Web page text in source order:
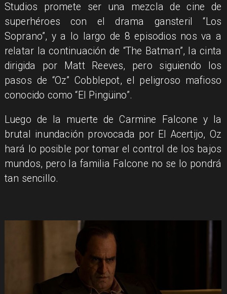
Studios promete ser una mezcla de cine de
superhéroes con el drama gansteril “Los
Soprano”, y a lo largo de 8 episodios nos va a
relatar la continuación de “The Batman”, la cinta
dirigida por Matt Reeves, pero siguiendo los
pasos de “Oz” Cobblepot, el peligroso mafioso
conocido como “El Pingüino”.
Luego de la muerte de Carmine Falcone y la
brutal inundación provocada por El Acertijo, Oz
hará lo posible por tomar el control de los bajos
mundos, pero la familia Falcone no se lo pondrá
tan sencillo.